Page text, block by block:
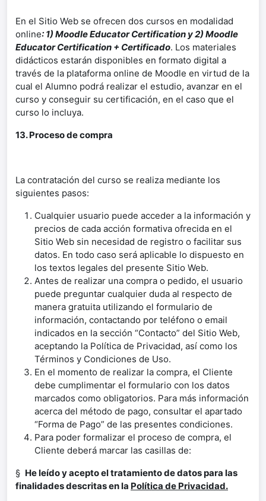
En el Sitio Web se ofrecen dos cursos en modalidad
online: 1) Moodle Educator Certification y 2) Moodle
Educator Certification + Certificado. Los materiales
didácticos estarán disponibles en formato digital a
través de la plataforma online de Moodle en virtud de la
cual el Alumno podrá realizar el estudio, avanzar en el
curso y conseguir su certificación, en el caso que el
curso lo incluya.
13. Proceso de compra
La contratación del curso se realiza mediante los
siguientes pasos:
Cualquier usuario puede acceder a la información y
precios de cada acción formativa ofrecida en el
Sitio Web sin necesidad de registro o facilitar sus
datos. En todo caso será aplicable lo dispuesto en
los textos legales del presente Sitio Web.
Antes de realizar una compra o pedido, el usuario
puede preguntar cualquier duda al respecto de
manera gratuita utilizando el formulario de
información, contactando por teléfono o email
indicados en la sección “Contacto” del Sitio Web,
aceptando la Política de Privacidad, así como los
Términos y Condiciones de Uso.
En el momento de realizar la compra, el Cliente
debe cumplimentar el formulario con los datos
marcados como obligatorios. Para más información
acerca del método de pago, consultar el apartado
“Forma de Pago” de las presentes condiciones.
Para poder formalizar el proceso de compra, el
Cliente deberá marcar las casillas de:
§ He leído y acepto el tratamiento de datos para las
finalidades descritas en la Política de Privacidad.